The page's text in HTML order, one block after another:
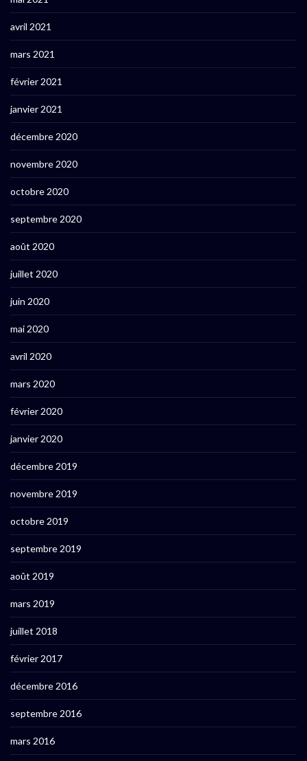
avril 2021
mars 2021
février 2021
janvier 2021
décembre 2020
novembre 2020
octobre 2020
septembre 2020
août 2020
juillet 2020
juin 2020
mai 2020
avril 2020
mars 2020
février 2020
janvier 2020
décembre 2019
novembre 2019
octobre 2019
septembre 2019
août 2019
mars 2019
juillet 2018
février 2017
décembre 2016
septembre 2016
mars 2016